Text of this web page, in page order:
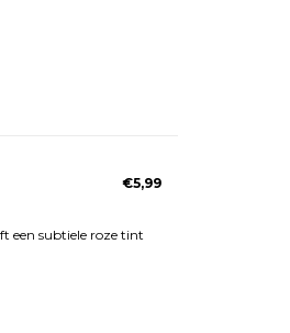
€5,99
een subtiele roze tint